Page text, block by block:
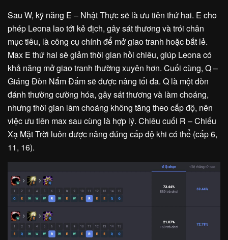
Sau W, kỹ năng E – Nhật Thực sẽ là ưu tiên thứ hai. E cho
phép Leona lao tới kẻ địch, gây sát thương và trói chân
mục tiêu, là công cụ chính để mở giao tranh hoặc bắt lẻ.
Max E thứ hai sẽ giảm thời gian hồi chiêu, giúp Leona có
khả năng mở giao tranh thường xuyên hơn. Cuối cùng, Q –
Giáng Đòn Nắm Đấm sẽ được nâng tối đa. Q là một đòn
đánh thường cường hóa, gây sát thương và làm choáng,
nhưng thời gian làm choáng không tăng theo cấp độ, nên
việc ưu tiên max sau cùng là hợp lý. Chiêu cuối R – Chiếu
Xạ Mặt Trời luôn được nâng đúng cấp độ khi có thể (cấp 6,
11, 16).